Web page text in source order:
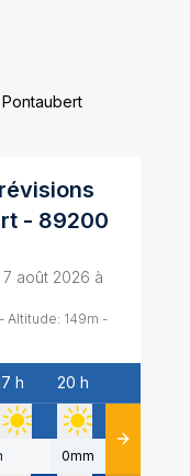
- 89200
août 2026 à
Altitude: 149m -
h 20 h
0mm Détails